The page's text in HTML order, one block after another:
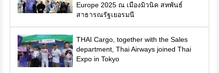
Europe 2025 ณ เมืองมิวนิค สหพันธ์
สาธารณรัฐเยอรมนี
THAI Cargo, together with the Sales
department, Thai Airways joined Thai
Expo in Tokyo